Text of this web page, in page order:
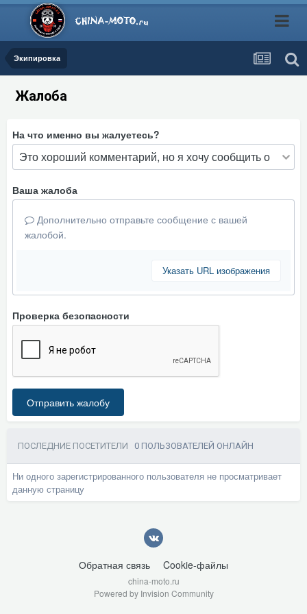
Экипировка
Жалоба
На что именно вы жалуетесь?
Ваша жалоба
Дополнительно отправьте сообщение с вашей
жалобой.
Указать URL изображения
Проверка безопасности
Отправить жалобу
ПОСЛЕДНИЕ ПОСЕТИТЕЛИ 0 ПОЛЬЗОВАТЕЛЕЙ ОНЛАЙН
Ни одного зарегистрированного пользователя не просматривает
данную страницу
Обратная связь Cookie-файлы
china-moto.ru
Powered by Invision Community